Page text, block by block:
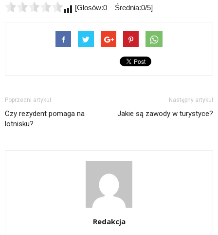
[Głosów:0 Średnia:0/5]
Poprzedni artykuł
Czy rezydent pomaga na
lotnisku?
Następny artykuł
Jakie są zawody w turystyce?
Redakcja